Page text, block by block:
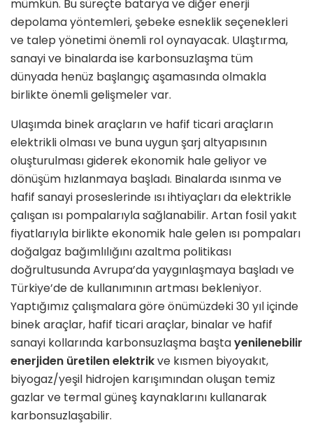
mümkün. Bu süreçte batarya ve diğer enerji
depolama yöntemleri, şebeke esneklik seçenekleri
ve talep yönetimi önemli rol oynayacak. Ulaştırma,
sanayi ve binalarda ise karbonsuzlaşma tüm
dünyada henüz başlangıç aşamasında olmakla
birlikte önemli gelişmeler var.
Ulaşımda binek araçların ve hafif ticari araçların
elektrikli olması ve buna uygun şarj altyapısının
oluşturulması giderek ekonomik hale geliyor ve
dönüşüm hızlanmaya başladı. Binalarda ısınma ve
hafif sanayi proseslerinde ısı ihtiyaçları da elektrikle
çalışan ısı pompalarıyla sağlanabilir. Artan fosil yakıt
fiyatlarıyla birlikte ekonomik hale gelen ısı pompaları
doğalgaz bağımlılığını azaltma politikası
doğrultusunda Avrupa’da yaygınlaşmaya başladı ve
Türkiye’de de kullanımının artması bekleniyor.
Yaptığımız çalışmalara göre önümüzdeki 30 yıl içinde
binek araçlar, hafif ticari araçlar, binalar ve hafif
sanayi kollarında karbonsuzlaşma baştayenilenebilir
enerjiden üretilen elektrikve kısmen biyoyakıt,
biyogaz/yeşil hidrojen karışımından oluşan temiz
gazlar ve termal güneş kaynaklarını kullanarak
karbonsuzlaşabilir.